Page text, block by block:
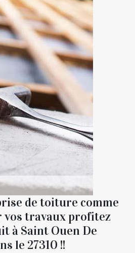
de toiture comme
travaux profitez
à Saint Ouen De
le 27310 !!